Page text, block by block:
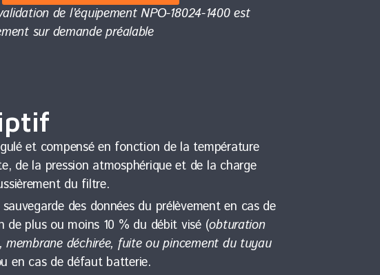
de l’équipement NPO-18024-1400 est
sur demande préalable
et compensé en fonction de la température
de la pression atmosphérique et de la charge
du filtre.
des données du prélèvement en cas de
de plus ou moins 10 % du débit visé (obturation
membrane déchirée, fuite ou pincement du tuyau
en cas de défaut batterie.